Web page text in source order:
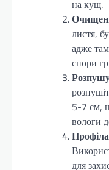
на кущ.
листя,
адже
спори
5-7 см,
вологи
для